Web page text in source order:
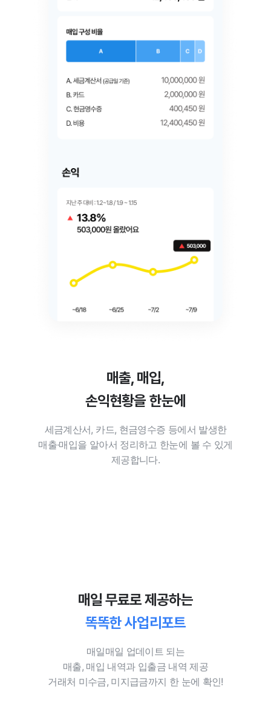
매출, 매입,
손익현황을 한눈에
세금계산서, 카드, 현금영수증 등에서 발생한
매출·매입을 알아서 정리하고 한눈에 볼 수 있게
제공합니다.
매일 무료로 제공하는
똑똑한 사업리포트
매일매일 업데이트 되는
매출, 매입 내역과 입출금 내역 제공
거래처 미수금, 미지급금까지 한 눈에 확인!